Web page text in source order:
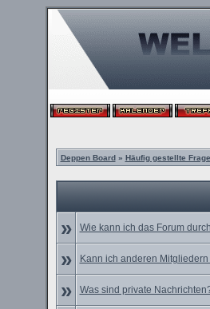
Deppen Board» Häufig gestellte
»
Wie kann ich das Forum
» Kann ich anderen
» Was sind private